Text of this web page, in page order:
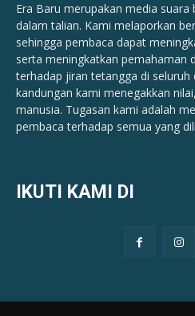
Era Baru merupakan media suara
dalam talian. Kami melaporkan
sehingga pembaca dapat
serta meningkatkan pemahaman
terhadap jiran tetangga di seluruh
kandungan kami menegakkan
manusia. Tugasan kami adalah
pembaca terhadap semua yang
IKUTI KAMI DI